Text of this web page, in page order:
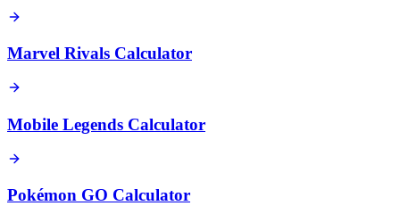
Marvel Rivals Calculator
Mobile Legends Calculator
Pokémon GO Calculator